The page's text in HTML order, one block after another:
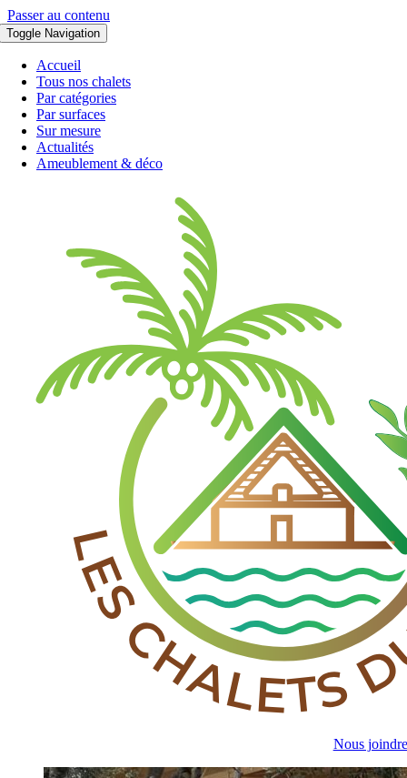
Passer au contenu
Toggle Navigation
Accueil
Tous nos chalets
Par catégories
Par surfaces
Sur mesure
Actualités
Ameublement & déco
Nous joindre